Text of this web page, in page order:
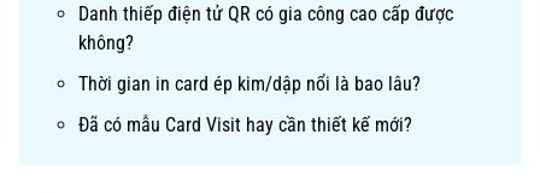
Danh thiếp điện tử QR có gia công cao cấp được
không?
Thời gian in card ép kim/dập nổi là bao lâu?
Đã có mẫu Card Visit hay cần thiết kế mới?